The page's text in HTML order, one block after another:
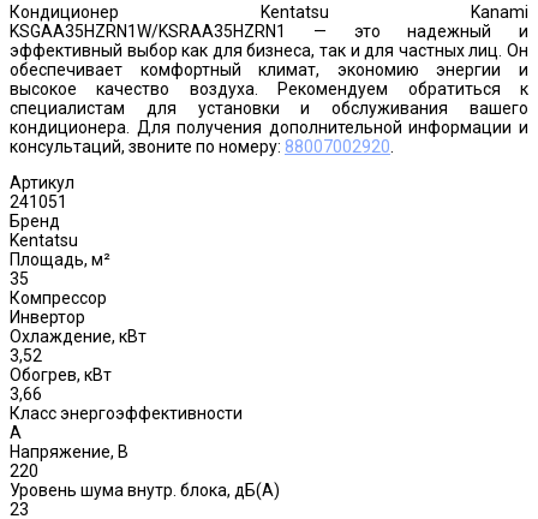
Кондиционер Kentatsu Kanami
KSGAA35HZRN1W/KSRAA35HZRN1 — это надежный и
эффективный выбор как для бизнеса, так и для частных лиц. Он
обеспечивает комфортный климат, экономию энергии и
высокое качество воздуха. Рекомендуем обратиться к
специалистам для установки и обслуживания вашего
кондиционера. Для получения дополнительной информации и
консультаций, звоните по номеру: 88007002920
Артикул
241051
Бренд
Kentatsu
Площадь, м²
35
Компрессор
Инвертор
Охлаждение, кВт
3,52
Обогрев, кВт
3,66
Класс энергоэффективности
A
Напряжение, В
220
Уровень шума внутр. блока, дБ(А)
23